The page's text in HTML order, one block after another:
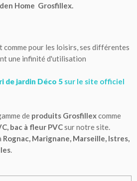
Home Grosfillex.
comme pour les loisirs, ses différentes
une infinité d'utilisation
de jardin Déco 5 sur le site officiel
de produits Grosfillexcomme
bac à fleur PVCsur notre site.
Rognac, Marignane, Marseille, Istres,
.